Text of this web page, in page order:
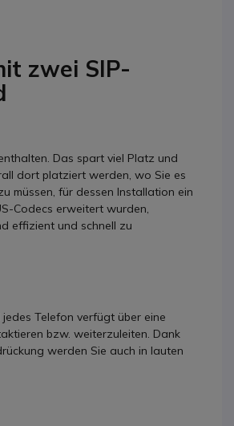
zwei SIP-
Das spart viel Platz und
dort platziert werden, wo Sie es
müssen, für dessen Installation ein
Codecs erweitert wurden,
effizient und schnell zu
Telefon verfügt über eine
bzw. weiterzuleiten. Dank
werden Sie auch in lauten